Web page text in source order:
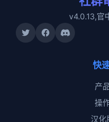
v4.0.13,官
快
产
操
汉化